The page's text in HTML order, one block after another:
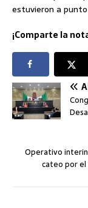
estuvieron a
¡Comparte la
Operativo
cateo por el